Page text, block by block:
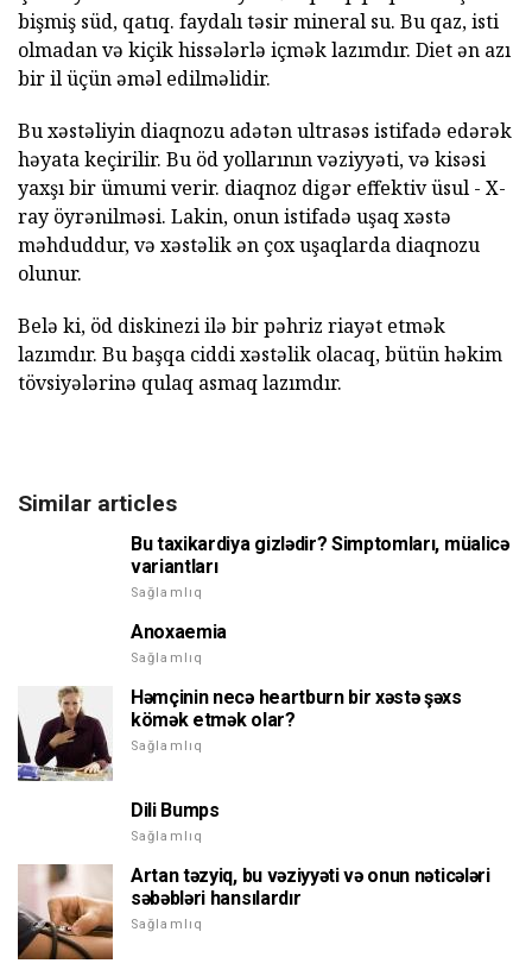
bişmiş süd, qatıq. faydalı təsir mineral su. Bu qaz, isti
olmadan və kiçik hissələrlə içmək lazımdır. Diet ən azı
bir il üçün əməl edilməlidir.
Bu xəstəliyin diaqnozu adətən ultrasəs istifadə edərək
həyata keçirilir. Bu öd yollarının vəziyyəti, və kisəsi
yaxşı bir ümumi verir. diaqnoz digər effektiv üsul - X-
ray öyrənilməsi. Lakin, onun istifadə uşaq xəstə
məhduddur, və xəstəlik ən çox uşaqlarda diaqnozu
olunur.
Belə ki, öd diskinezi ilə bir pəhriz riayət etmək
lazımdır. Bu başqa ciddi xəstəlik olacaq, bütün həkim
tövsiyələrinə qulaq asmaq lazımdır.
Similar articles
Bu taxikardiya gizlədir? Simptomları, müalicə
variantları
Sağlamlıq
Anoxaemia
Sağlamlıq
Həmçinin necə heartburn bir xəstə şəxs
kömək etmək olar?
Sağlamlıq
Dili Bumps
Sağlamlıq
Artan təzyiq, bu vəziyyəti və onun nəticələri
səbəbləri hansılardır
Sağlamlıq